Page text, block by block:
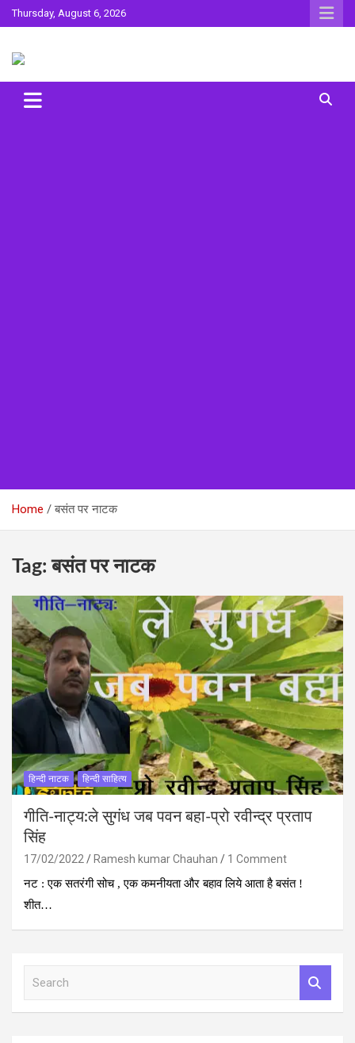
Skip
to
Thursday, August 6, 2026
Surta
Home बसंत पर नाटक
Tag:बसंत पर नाटक
हिन्‍दी नाटक हिन्दी साहित्य
गीति-नाट्य:ले सुगंध जब पवन बहा-प्रो रवीन्द्र प्रताप
सिंह
17/02/2022 Ramesh kumar Chauhan
1 Comment
नट : एक सतरंगी सोच , एक कमनीयता और बहाव लिये आता है बसंत !
शीत…